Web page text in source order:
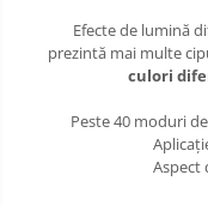
Efecte de lumină
prezintă mai multe
culori
Peste 40 moduri
Aspect